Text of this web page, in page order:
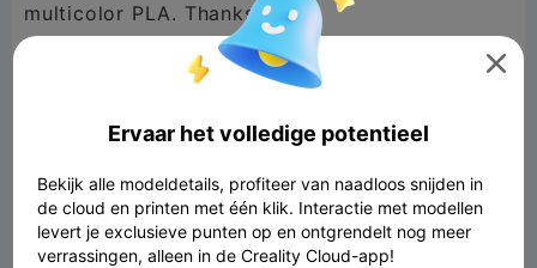
multicolor PLA. Thanks!

Ervaar het volledige potentieel
Bekijk alle modeldetails, profiteer van naadloos snijden in
de cloud en printen met één klik. Interactie met modellen
levert je exclusieve punten op en ontgrendelt nog meer
verrassingen, alleen in de Creality Cloud-app!